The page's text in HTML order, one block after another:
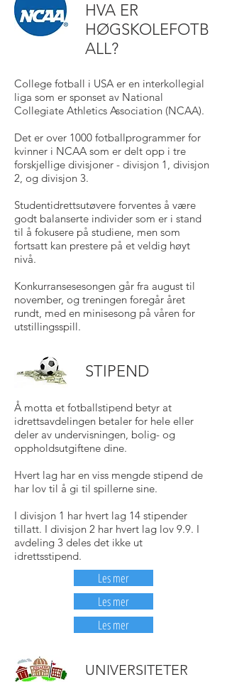
HVA ER
HØGSKOLEFOTB
ALL?
College fotball i USA er en interkollegial
liga som er sponset av National
Collegiate Athletics Association (NCAA).
Det er over 1000 fotballprogrammer for
kvinner i NCAA som er delt opp i tre
forskjellige divisjoner - divisjon 1, divisjon
2, og divisjon 3.
Studentidrettsutøvere forventes å være
godt balanserte individer som er i stand
til å fokusere på studiene, men som
fortsatt kan prestere på et veldig høyt
nivå.
Konkurransesesongen går fra august til
november, og treningen foregår året
rundt, med en minisesong på våren for
utstillingsspill.
STIPEND
Å motta et fotballstipend betyr at
idrettsavdelingen betaler for hele eller
deler av undervisningen, bolig- og
oppholdsutgiftene dine.
Hvert lag har en viss mengde stipend de
har lov til å gi til spillerne sine.
I divisjon 1 har hvert lag 14 stipender
tillatt. I divisjon 2 har hvert lag lov 9.9. I
avdeling 3 deles det ikke ut
idrettsstipend.
Les mer
Les mer
Les mer
UNIVERSITETER